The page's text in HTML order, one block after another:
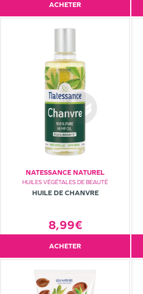
ACHETER
NATESSANCE NATUREL
HUILES VÉGÉTALES DE BEAUTÉ
HUILE DE CHANVRE
8,99€
ACHETER